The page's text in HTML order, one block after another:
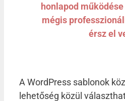
honlapod
mégis
érsz el
A WordPress sablonok
lehetőség közül